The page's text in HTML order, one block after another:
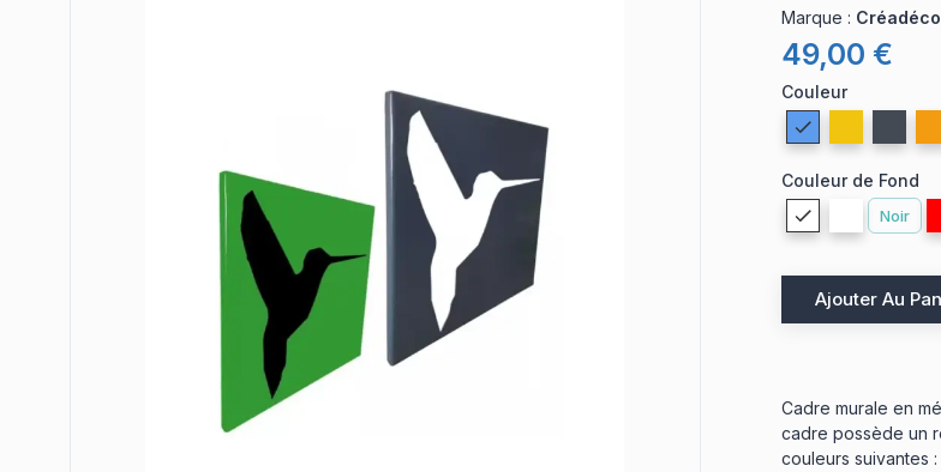
Marque :
49,00 €
Couleur
Couleur de Fond
Noir
Ajouter Au
Cadre murale en
cadre possède un
couleurs suivantes